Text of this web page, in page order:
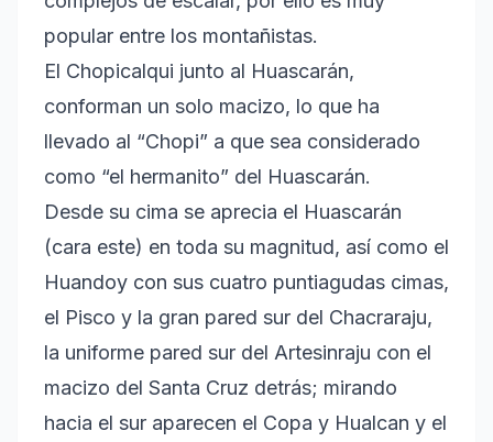
popular entre los montañistas.
El Chopicalqui junto al Huascarán,
conforman un solo macizo, lo que ha
llevado al “Chopi” a que sea considerado
como “el hermanito” del Huascarán.
Desde su cima se aprecia el Huascarán
(cara este) en toda su magnitud, así como el
Huandoy con sus cuatro puntiagudas cimas,
el Pisco y la gran pared sur del Chacraraju,
la uniforme pared sur del Artesinraju con el
macizo del Santa Cruz detrás; mirando
hacia el sur aparecen el Copa y Hualcan y el